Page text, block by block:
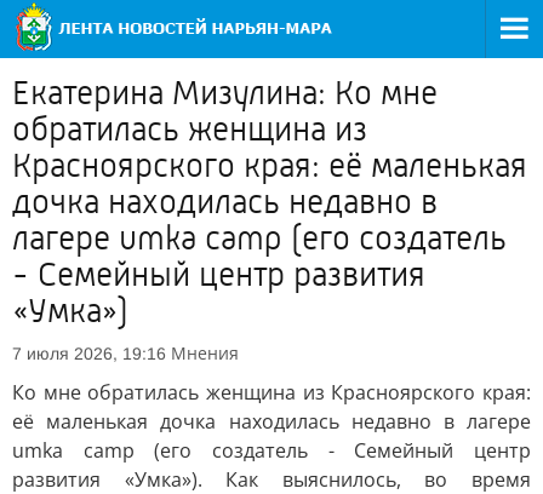
Екатерина Мизулина: Ко мне
обратилась женщина из
Красноярского края: её маленькая
дочка находилась недавно в
лагере umka camp (его создатель
- Семейный центр развития
«Умка»)
7 июля 2026, 19:16 Мнения
Ко мне обратилась женщина из Красноярского края:
её маленькая дочка находилась недавно в лагере
umka camp (его создатель - Семейный центр
развития «Умка»). Как выяснилось, во время